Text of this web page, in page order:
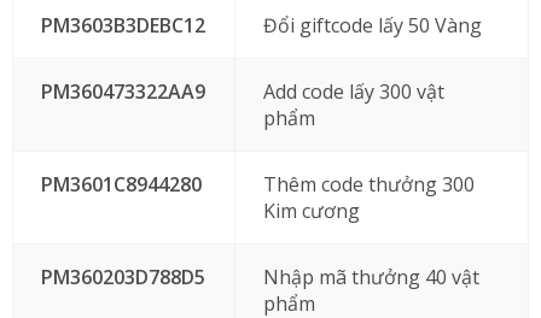
PM3603B3DEBC12 Đổi giftcode lấy 50 Vàng
PM360473322AA9
Add code lấy 300 vật
phẩm
PM3601C8944280
Thêm code thưởng 300
Kim cương
PM360203D788D5
Nhập mã thưởng 40 vật
phẩm